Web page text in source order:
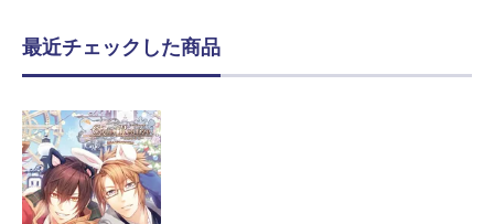
最近チェックした商品